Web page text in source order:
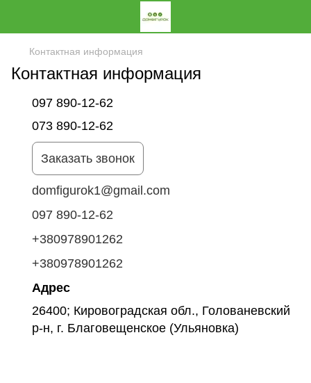
Контактная информация
Контактная информация
097 890-12-62
073 890-12-62
Заказать звонок
domfigurok1@gmail.com
097 890-12-62
+380978901262
+380978901262
Адрес
26400; Кировоградская обл., Голованевский
р-н, г. Благовещенское (Ульяновка)